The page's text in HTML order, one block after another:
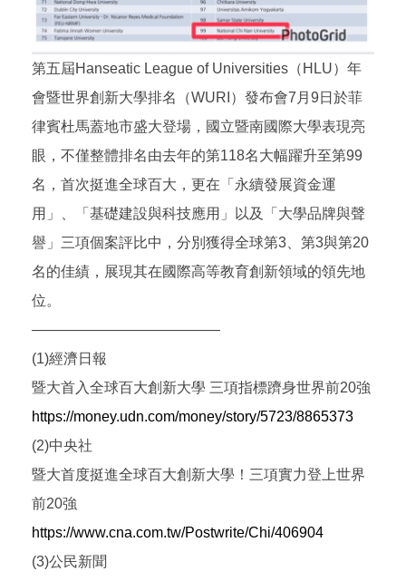
第五屆Hanseatic League of Universities（HLU）年
會暨世界創新大學排名（WURI）發布會7月9日於菲
律賓杜馬蓋地市盛大登場，國立暨南國際大學表現亮
眼，不僅整體排名由去年的第118名大幅躍升至第99
名，首次挺進全球百大，更在「永續發展資金運
用」、「基礎建設與科技應用」以及「大學品牌與聲
譽」三項個案評比中，分別獲得全球第3、第3與第20
名的佳績，展現其在國際高等教育創新領域的領先地
位。
—————————————
(1)經濟日報
暨大首入全球百大創新大學 三項指標躋身世界前20強
https://money.udn.com/money/story/5723/8865373
(2)中央社
暨大首度挺進全球百大創新大學！三項實力登上世界
前20強
https://www.cna.com.tw/Postwrite/Chi/406904
(3)公民新聞